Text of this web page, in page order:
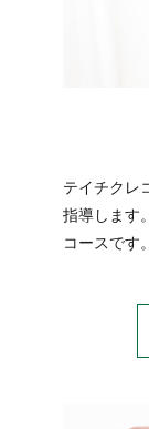
テイチクレ
指導します
コースです。